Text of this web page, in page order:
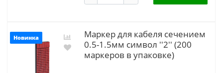
Новинка
Маркер для кабеля сечением
0.5-1.5мм символ ''2'' (200
маркеров в упаковке)